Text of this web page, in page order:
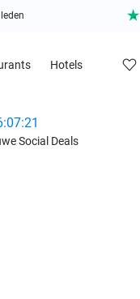
Hotels
Social Deals